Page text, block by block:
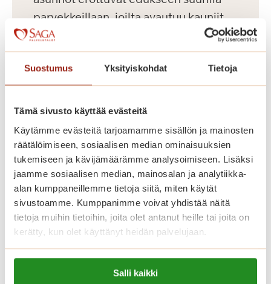
Suostumus Yksityiskohdat Tietoja
Tämä sivusto käyttää evästeitä
Käytämme evästeitä tarjoamamme sisällön ja mainosten
räätälöimiseen, sosiaalisen median ominaisuuksien
tukemiseen ja kävijämäärämme analysoimiseen. Lisäksi
jaamme sosiaalisen median, mainosalan ja analytiikka-
alan kumppaneillemme tietoja siitä, miten käytät
sivustoamme. Kumppanimme voivat yhdistää näitä
tietoja muihin tietoihin, joita olet antanut heille tai joita on
kerätty, kun olet käyttänyt heidän palvelujaan.
Lue lisää evästeistä:
https://sagacare.fi/evasteet/
Salli kaikki
parvekkeillaan, joilta avautuu kauniit
näkymät Koneenpuistoon. Lisäksi
talossa on muun muassa jalkahoitajan
tilat, saunaosasto ja pyykkitupa.
Dosentinlinna
Dosentinlinna on vuonna 2016